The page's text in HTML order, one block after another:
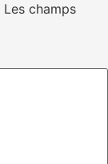
Les champs